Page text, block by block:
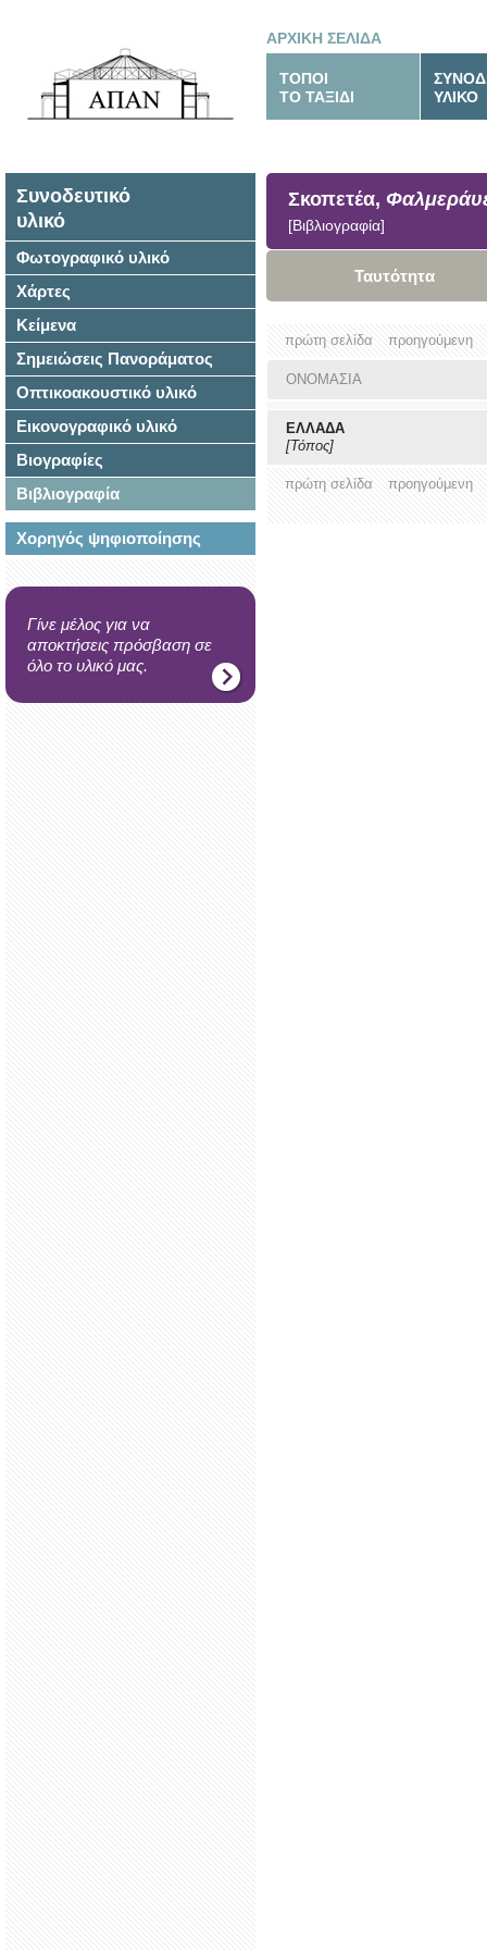
ΑΡΧΙΚΗ ΣΕΛΙΔΑ
ΤΟΠΟΙ
ΤΟ ΤΑΞΙΔΙ
ΥΛΙΚΟ
Συνοδευτικό
υλικό
Φωτογραφικό υλικό
Χάρτες
Κείμενα
Σημειώσεις Πανοράματος
Οπτικοακουστικό υλικό
Εικονογραφικό υλικό
Βιογραφίες
Βιβλιογραφία
Χορηγός ψηφιοποίησης
Γίνε μέλος για να
αποκτήσεις πρόσβαση σε
όλο το υλικό μας.
Σκοπετέα,
[Βιβλιογραφία]
Ταυτότητα
πρώτη σελίδα προηγούμενη
ΟΝΟΜΑΣΙΑ
ΕΛΛΑΔΑ
[Τόπος]
πρώτη σελίδα προηγούμενη